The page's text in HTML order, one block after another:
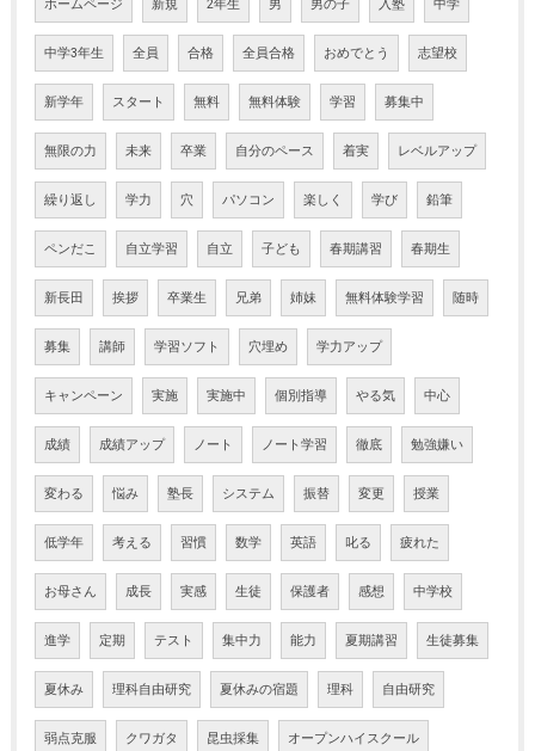
ホームページ 新規 2年生 男 男の子 入塾 中学
中学3年生 全員 合格 全員合格 おめでとう 志望校
新学年 スタート 無料 無料体験 学習 募集中
無限の力 未来 卒業 自分のペース 着実 レベルアップ
繰り返し 学力 穴 パソコン 楽しく 学び 鉛筆
ペンだこ 自立学習 自立 子ども 春期講習 春期生
新長田 挨拶 卒業生 兄弟 姉妹 無料体験学習 随時
募集 講師 学習ソフト 穴埋め 学力アップ
キャンペーン 実施 実施中 個別指導 やる気 中心
成績 成績アップ ノート ノート学習 徹底 勉強嫌い
変わる 悩み 塾長 システム 振替 変更 授業
低学年 考える 習慣 数学 英語 叱る 疲れた
お母さん 成長 実感 生徒 保護者 感想 中学校
進学 定期 テスト 集中力 能力 夏期講習 生徒募集
夏休み 理科自由研究 夏休みの宿題 理科 自由研究
弱点克服 クワガタ 昆虫採集 オープンハイスクール